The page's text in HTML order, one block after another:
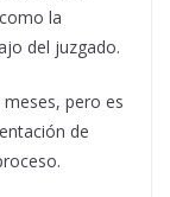
la
del juzgado.
pero es
de